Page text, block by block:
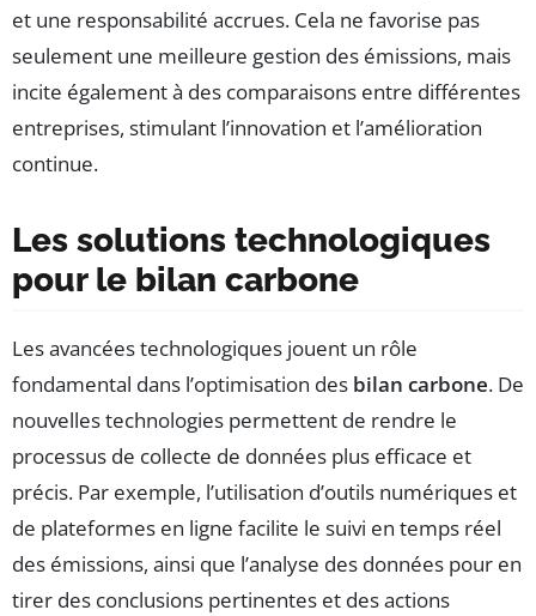
et une responsabilité accrues. Cela ne favorise pas
seulement une meilleure gestion des émissions, mais
incite également à des comparaisons entre différentes
entreprises, stimulant l’innovation et l’amélioration
continue.
Les solutions technologiques
pour le bilan carbone
Les avancées technologiques jouent un rôle
fondamental dans l’optimisation des bilan carbone. De
nouvelles technologies permettent de rendre le
processus de collecte de données plus efficace et
précis. Par exemple, l’utilisation d’outils numériques et
de plateformes en ligne facilite le suivi en temps réel
des émissions, ainsi que l’analyse des données pour en
tirer des conclusions pertinentes et des actions